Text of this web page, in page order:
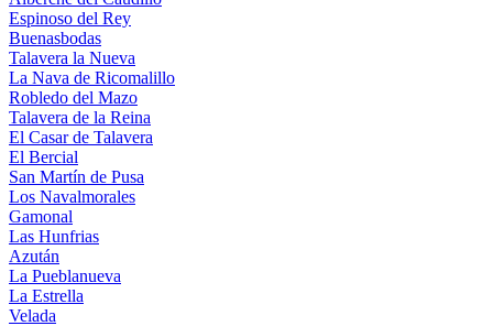
Espinoso del Rey
Buenasbodas
Talavera la Nueva
La Nava de Ricomalillo
Robledo del Mazo
Talavera de la Reina
El Casar de Talavera
El Bercial
San Martín de Pusa
Los Navalmorales
Gamonal
Las Hunfrias
Azután
La Pueblanueva
La Estrella
Velada